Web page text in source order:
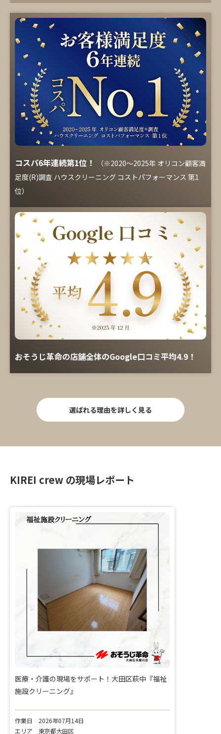
コスパ6年連続第1位！
（※2020～2025年 オリコン顧客満
足度(R)調査 ハウスクリーニング コストパフォーマンス 第1
位）
おそうじ革命の店舗全体のGoogle口コミ平均4.9！
選ばれる理由を詳しく見る
KIREI crew の現場レポート
医療・介護の現場をサポート！大田区萩中『福祉
施設クリーニング』
作業日
2026年07月14日
エリア
東京都大田区